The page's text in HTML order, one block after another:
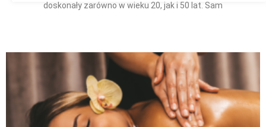
doskonały zarówno w wieku 20, jak i 50 lat. Sam